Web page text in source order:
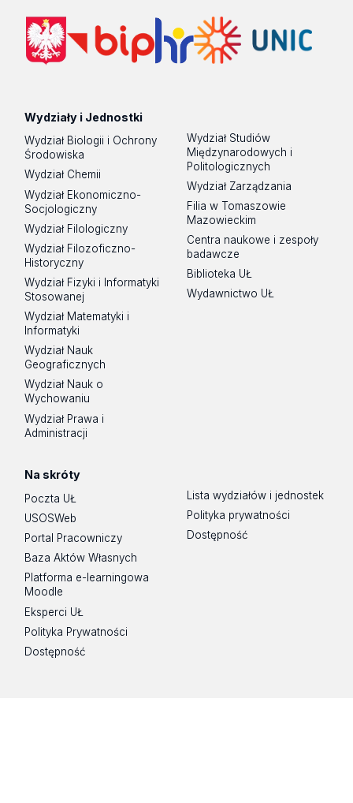
Wydziały i Jednostki
Wydział Biologii i Ochrony
Środowiska
Wydział Chemii
Wydział Ekonomiczno-
Socjologiczny
Wydział Filologiczny
Wydział Filozoficzno-
Historyczny
Wydział Fizyki i Informatyki
Stosowanej
Wydział Matematyki i
Informatyki
Wydział Nauk
Geograficznych
Wydział Nauk o
Wychowaniu
Wydział Prawa i
Administracji
Wydział Studiów
Międzynarodowych i
Politologicznych
Wydział Zarządzania
Filia w Tomaszowie
Mazowieckim
Centra naukowe i zespoły
badawcze
Biblioteka UŁ
Wydawnictwo UŁ
Na skróty
Poczta UŁ
USOSWeb
Portal Pracowniczy
Baza Aktów Własnych
Platforma e-learningowa
Moodle
Eksperci UŁ
Polityka Prywatności
Dostępność
Lista wydziałów i jednostek
Polityka prywatności
Dostępność